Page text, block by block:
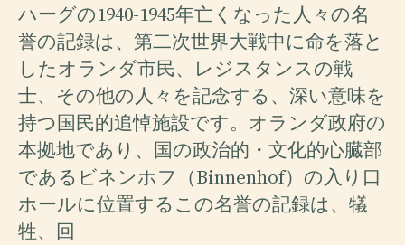
ハーグの1940-1945年亡くなった人々の名
誉の記録は、第二次世界大戦中に命を落と
したオランダ市民、レジスタンスの戦
士、その他の人々を記念する、深い意味を
持つ国民的追悼施設です。オランダ政府の
本拠地であり、国の政治的・文化的心臓部
であるビネンホフ（Binnenhof）の入り口
ホールに位置するこの名誉の記録は、犠
牲、回